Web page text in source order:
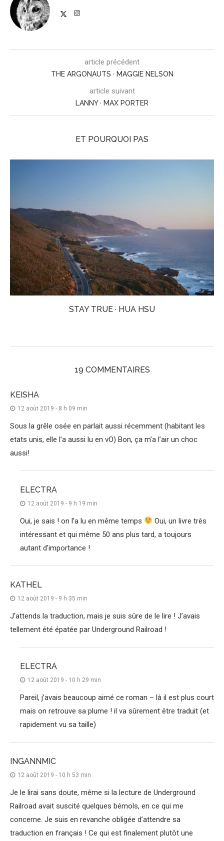
article précédent
THE ARGONAUTS · MAGGIE NELSON
article suivant
LANNY · MAX PORTER
ET POURQUOI PAS
STAY TRUE · HUA HSU
19 COMMENTAIRES
KEISHA
12 août 2019 - 8 h 09 min
Sous la grêle osée en parlait aussi récemment (habitant les
etats unis, elle l’a aussi lu en vO) Bon, ça m’a l’air un choc
aussi!
ELECTRA
12 août 2019 - 9 h 19 min
Oui, je sais ! on l’a lu en même temps
Oui, un livre très
intéressant et qui même 50 ans plus tard, a toujours
autant d’importance !
KATHEL
12 août 2019 - 9 h 35 min
J’attends la traduction, mais je suis sûre de le lire ! J’avais
tellement été épatée par Underground Railroad !
ELECTRA
12 août 2019 - 10 h 29 min
Pareil, j’avais beaucoup aimé ce roman – là il est plus court
mais on retrouve sa plume ! il va sûrement être traduit (et
rapidement vu sa taille)
INGANNMIC
12 août 2019 - 10 h 53 min
Je le lirai sans doute, même si la lecture de Underground
Railroad avait suscité quelques bémols, en ce qui me
concerne. Je suis en revanche obligée d’attendre sa
traduction en français ! Ce qui est finalement plutôt une